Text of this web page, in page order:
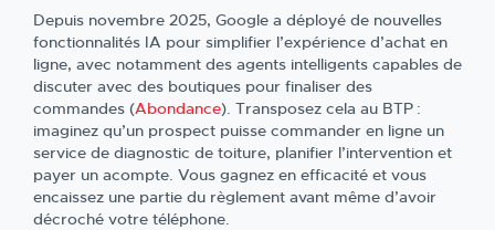
Depuis novembre 2025, Google a déployé de nouvelles
fonctionnalités IA pour simplifier l’expérience d’achat en
ligne, avec notamment des agents intelligents capables de
discuter avec des boutiques pour finaliser des
commandes (Abondance). Transposez cela au BTP :
imaginez qu’un prospect puisse commander en ligne un
service de diagnostic de toiture, planifier l’intervention et
payer un acompte. Vous gagnez en efficacité et vous
encaissez une partie du règlement avant même d’avoir
décroché votre téléphone.